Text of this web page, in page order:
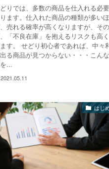
りでは、多数の商品を仕入れる必
ます。仕入れた商品の種類が多いほ
売れる確率が高くなりますが、そ
「不良在庫」を抱えるリスクも高
す。 せどり初心者であれば、中々
る商品が見つからない・・・こん
...
2021.05.11
はじ